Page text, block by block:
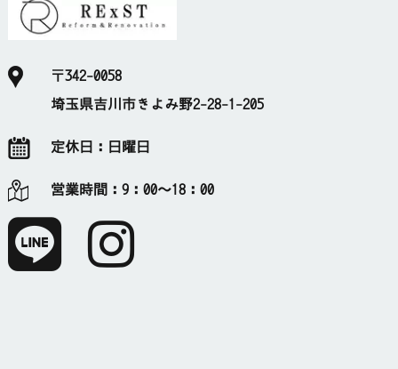
〒342-0058
埼玉県吉川市きよみ野2-28-1-205
定休日： 日曜日
営業時間： 9：00～18：00